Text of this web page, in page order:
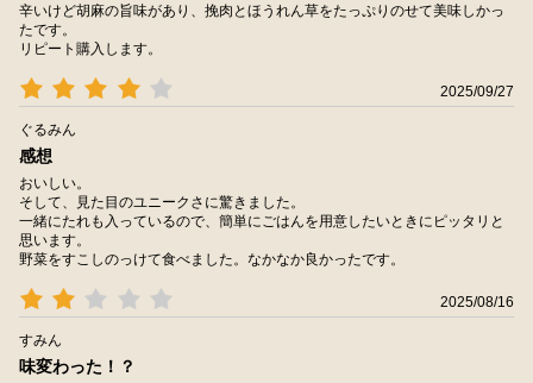
辛いけど胡麻の旨味があり、挽肉とほうれん草をたっぷりのせて美味しかっ
たです。
リピート購入します。
2025/09/27
ぐるみん
感想
おいしい。
そして、見た目のユニークさに驚きました。
一緒にたれも入っているので、簡単にごはんを用意したいときにピッタリと
思います。
野菜をすこしのっけて食べました。なかなか良かったです。
2025/08/16
すみん
味変わった！？